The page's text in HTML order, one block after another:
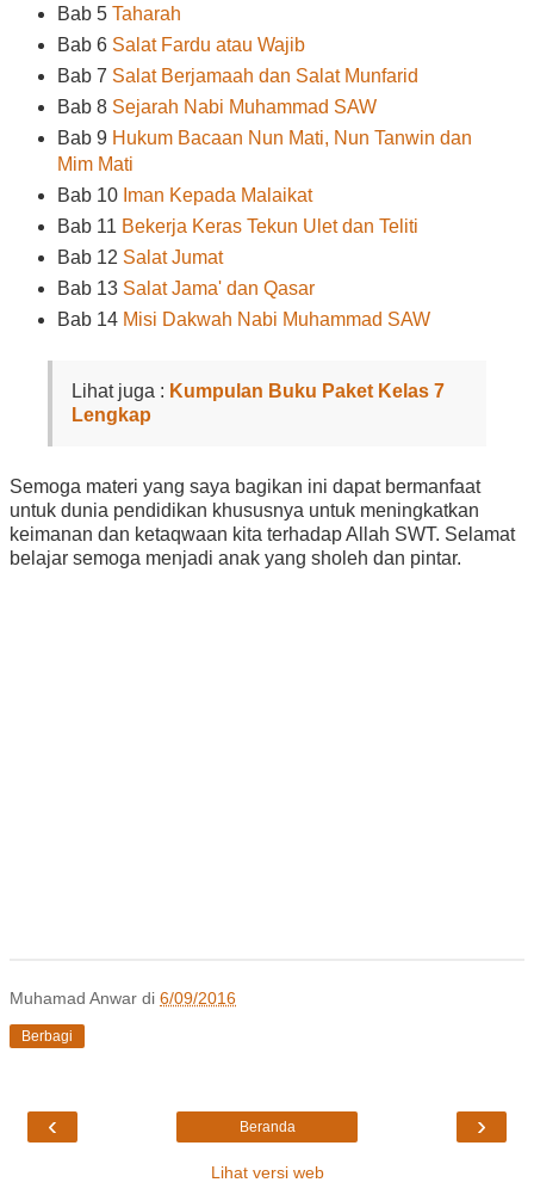
Bab 5 Taharah
Bab 6 Salat Fardu atau Wajib
Bab 7 Salat Berjamaah dan Salat Munfarid
Bab 8 Sejarah Nabi Muhammad SAW
Bab 9 Hukum Bacaan Nun Mati, Nun Tanwin dan
Mim Mati
Bab 10 Iman Kepada Malaikat
Bab 11 Bekerja Keras Tekun Ulet dan Teliti
Bab 12 Salat Jumat
Bab 13 Salat Jama' dan Qasar
Bab 14 Misi Dakwah Nabi Muhammad SAW
Lihat juga : Kumpulan Buku Paket Kelas 7
Lengkap
Semoga materi yang saya bagikan ini dapat bermanfaat
untuk dunia pendidikan khususnya untuk meningkatkan
keimanan dan ketaqwaan kita terhadap Allah SWT. Selamat
belajar semoga menjadi anak yang sholeh dan pintar.
Muhamad Anwar di 6/09/2016
Berbagi
‹ ›
Beranda
Lihat versi web